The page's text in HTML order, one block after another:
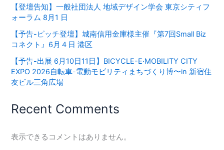
【登壇告知】一般社団法人 地域デザイン学会 東京シティフ
ォーラム 8月1 日
【予告-ピッチ登壇】城南信用金庫様主催『第7回Small Biz
コネクト』6月４日 港区
【予告-出展 6月10日11日】BICYCLE-E·MOBILITY CITY
EXPO 2026⾃転⾞-電動モビリティまちづくり博〜in 新宿住
友ビル三⾓広場
Recent Comments
表示できるコメントはありません。